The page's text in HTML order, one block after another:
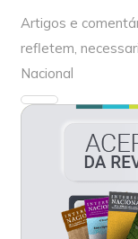
Artigos e
refletem,
Nacional